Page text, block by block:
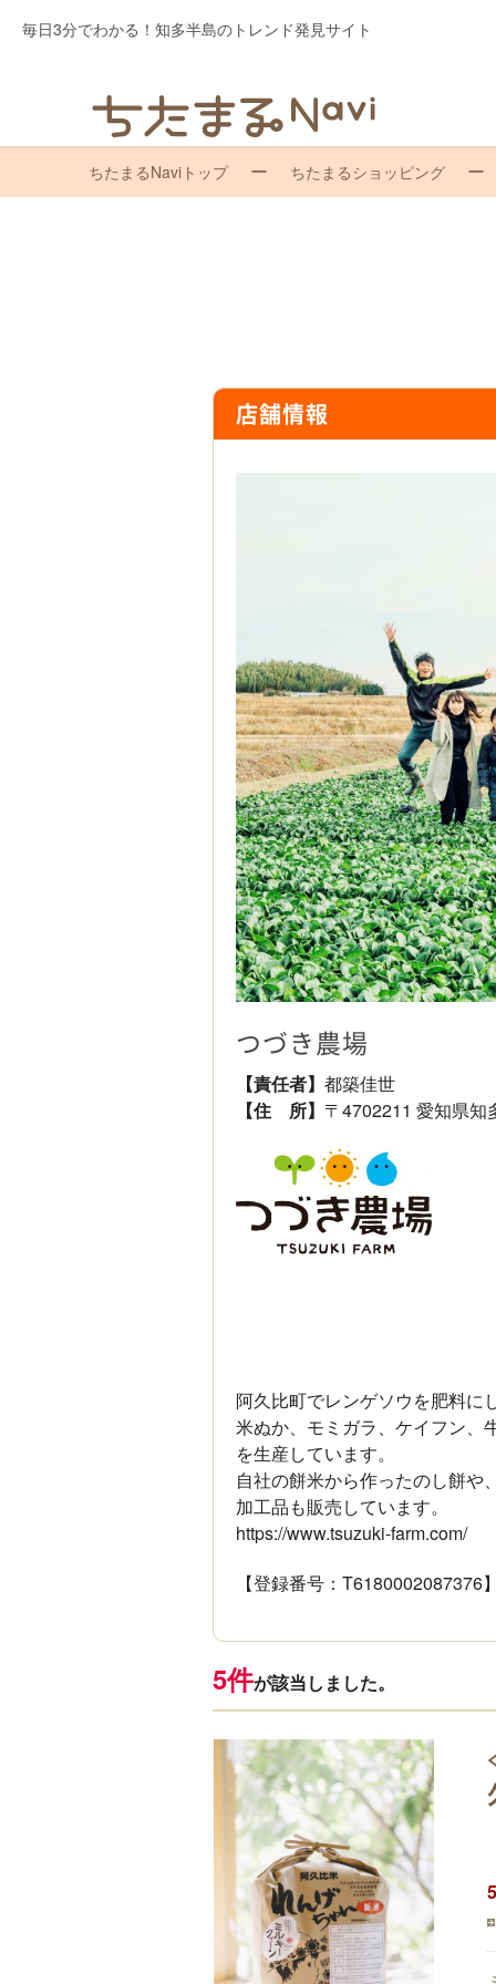
毎日3分でわかる！知多半島のトレンド発見サイト
ちたまるNaviトップ ちたまるショッピング
店舗情報
つづき農場
【責任者】 都築佳世
【住 所】 〒4702211 愛知県知
阿久比町でレンゲソウを肥料に
米ぬか、モミガラ、ケイフン、
を生産しています。
自社の餅米から作ったのし餅や
加工品も販売しています。
https://www.tsuzuki-farm.com/
【登録番号：T6180002087376
5件が該当しました。